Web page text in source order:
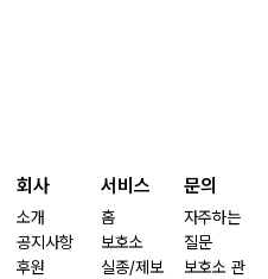
회사
소개
공지사항
후원
서비스
홈
보호소
실종/제보
문의
자주하는
질문
보호소 관